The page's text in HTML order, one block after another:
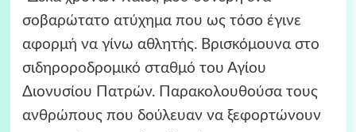
σοβαρώτατο ατύχημα που ως τόσο έγινε
αφορμή να γίνω αθλητής. Βρισκόμουνα στο
σιδηροροδρομικό σταθμό του Αγίου
Διονυσίου Πατρών. Παρακολουθούσα τους
ανθρώπους που δούλευαν να ξεφορτώνουν